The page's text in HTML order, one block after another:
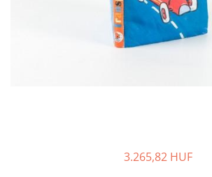
Ajándékok 8 éves gyerekeknek
Ajándékok 9 éves gyerekeknek
3.265,82 HUF